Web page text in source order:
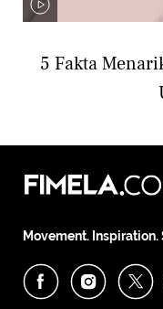
5 Fakta
Movement.